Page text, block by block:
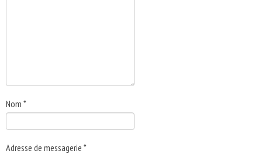
Nom *
Adresse de messagerie *